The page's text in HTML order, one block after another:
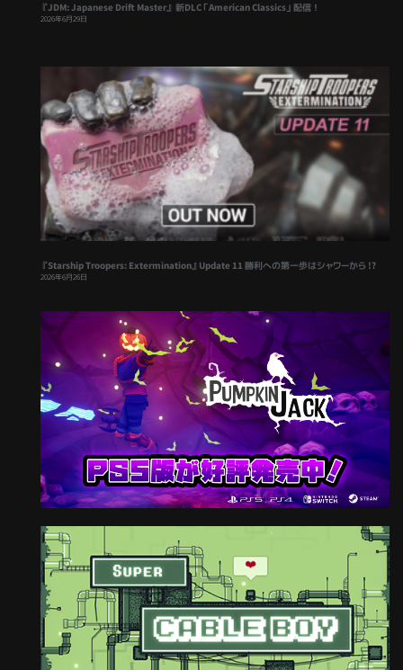
『JDM: Japanese Drift Master』 新DLC「American Classics」配信！
2026年6月29日
『Starship Troopers: Extermination』Update 11 勝利への第一歩はシャワーから !?
2026年6月26日